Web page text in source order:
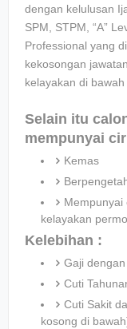
dengan kelulusan
SPM, STPM, “A”
Professional yang
kekosongan
kelayakan di
Selain itu
mempunyai
Kemas
Mempunyai
kelayakan
Kelebihan :
Gaji
Cuti
Cuti Sakit
kosong di